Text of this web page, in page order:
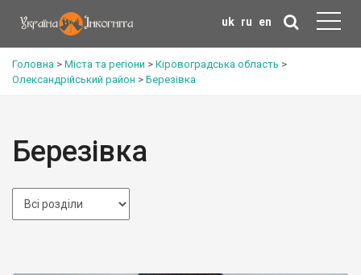
uk ru en
Головна > Міста та регіони > Кіровоградська область >
Олександрійський район > Березівка
Березівка